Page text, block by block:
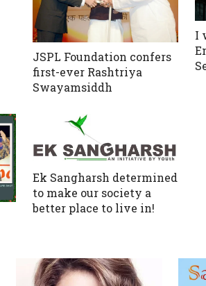
JSPL Foundation confers
first-ever Rashtriya
Swayamsiddh
I
Ek Sangharsh determined
to make our society a
better place to live in!